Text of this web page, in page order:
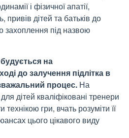
і фізичної апатії,
дітей та батьків до
захоплення під назвою
на
до залучення підлітка в
процес. На
дітей кваліфіковані тренери
гри, вчать розуміти її
цього цікавого виду